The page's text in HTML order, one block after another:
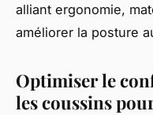
alliant ergonomie,
améliorer la posture
Optimiser le
les coussins